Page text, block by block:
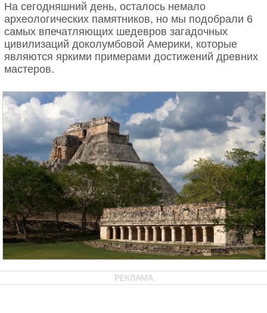
На сегодняшний день, осталось немало
археологических памятников, но мы подобрали 6
самых впечатляющих шедевров загадочных
цивилизаций доколумбовой Америки, которые
являются яркими примерами достижений древних
мастеров.
РЕКЛАМА